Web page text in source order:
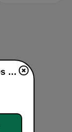
ROCK EN ESPAÑOL 80s 90s Neltume Chile en vivo